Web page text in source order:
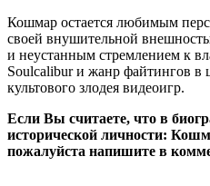
Кошмар остается любимым
своей внушительной
и неустанным стремлением к
Soulcalibur и жанр файтингов в
культового злодея видеоигр.
Если Вы считаете, что в
исторической личности:
пожалуйста напишите в